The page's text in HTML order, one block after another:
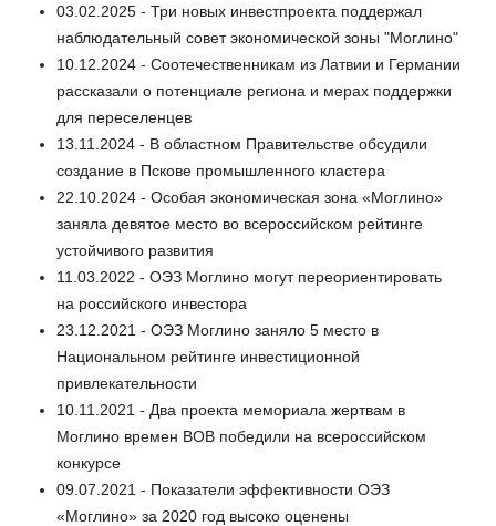
03.02.2025 - Три новых инвестпроекта поддержал
наблюдательный совет экономической зоны "Моглино"
10.12.2024 - Соотечественникам из Латвии и Германии
рассказали о потенциале региона и мерах поддержки
для переселенцев
13.11.2024 - В областном Правительстве обсудили
создание в Пскове промышленного кластера
22.10.2024 - Особая экономическая зона «Моглино»
заняла девятое место во всероссийском рейтинге
устойчивого развития
11.03.2022 - ОЭЗ Моглино могут переориентировать
на российского инвестора
23.12.2021 - ОЭЗ Моглино заняло 5 место в
Национальном рейтинге инвестиционной
привлекательности
10.11.2021 - Два проекта мемориала жертвам в
Моглино времен ВОВ победили на всероссийском
конкурсе
09.07.2021 - Показатели эффективности ОЭЗ
«Моглино» за 2020 год высоко оценены